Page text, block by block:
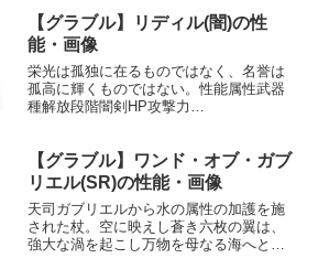
由ですので、手作り体験コースを受けれ
ばあなただけのサンダード...
【グラブル】リディル(闇)の性
能・画像
栄光は孤独に在るものではなく、名誉は
孤高に輝くものではない。性能属性武器
種解放段階闇剣HP攻撃力
メージ〕剣気が付与されている時、剣気
を5回復スキ...
【グラブル】ワンド・オブ・ガブ
リエル(SR)の性能・画像
天司ガブリエルから水の属性の加護を施
された杖。空に映えし蒼き六枚の翼は、
強大な渦を起こし万物を母なる海へと還